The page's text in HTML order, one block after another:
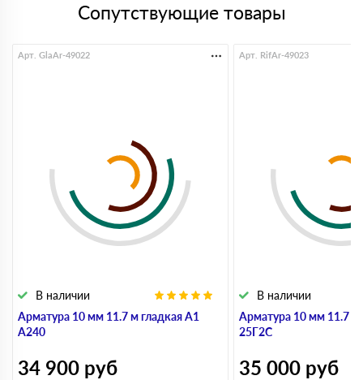
Сопутствующие товары
Арматура 10 мм 11.7 м гладкая А1
А240
В наличии
Арт. GlaAr-49022
34 900 руб
Арматура 10 мм 11.7 м
25Г2С
В наличии
Арт. RifAr-49023
35 000 руб